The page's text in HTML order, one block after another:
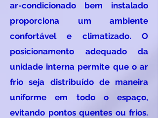
ar-condicionado bem instalado
proporciona um ambiente
confortável e climatizado. O
posicionamento adequado da
unidade interna permite que o ar
frio seja distribuído de maneira
uniforme em todo o espaço,
evitando pontos quentes ou frios.